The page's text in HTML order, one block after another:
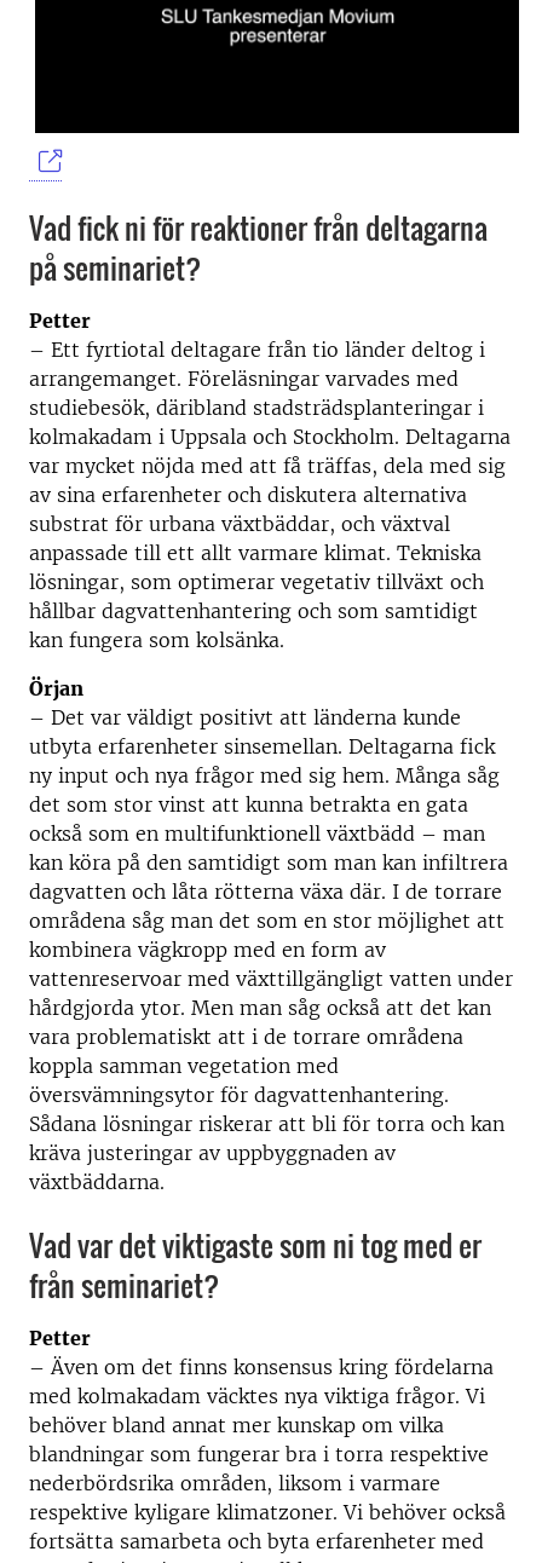
Vad fick ni för reaktioner från deltagarna
på seminariet?
Petter
– Ett fyrtiotal deltagare från tio länder deltog i
arrangemanget. Föreläsningar varvades med
studiebesök, däribland stadsträdsplanteringar i
kolmakadam i Uppsala och Stockholm. Deltagarna
var mycket nöjda med att få träffas, dela med sig
av sina erfarenheter och diskutera alternativa
substrat för urbana växtbäddar, och växtval
anpassade till ett allt varmare klimat. Tekniska
lösningar, som optimerar vegetativ tillväxt och
hållbar dagvattenhantering och som samtidigt
kan fungera som kolsänka.
Örjan
– Det var väldigt positivt att länderna kunde
utbyta erfarenheter sinsemellan. Deltagarna fick
ny input och nya frågor med sig hem. Många såg
det som stor vinst att kunna betrakta en gata
också som en multifunktionell växtbädd – man
kan köra på den samtidigt som man kan infiltrera
dagvatten och låta rötterna växa där. I de torrare
områdena såg man det som en stor möjlighet att
kombinera vägkropp med en form av
vattenreservoar med växttillgängligt vatten under
hårdgjorda ytor. Men man såg också att det kan
vara problematiskt att i de torrare områdena
koppla samman vegetation med
översvämningsytor för dagvattenhantering.
Sådana lösningar riskerar att bli för torra och kan
kräva justeringar av uppbyggnaden av
växtbäddarna.
Vad var det viktigaste som ni tog med er
från seminariet?
Petter
– Även om det finns konsensus kring fördelarna
med kolmakadam väcktes nya viktiga frågor. Vi
behöver bland annat mer kunskap om vilka
blandningar som fungerar bra i torra respektive
nederbördsrika områden, liksom i varmare
respektive kyligare klimatzoner. Vi behöver också
fortsätta samarbeta och byta erfarenheter med